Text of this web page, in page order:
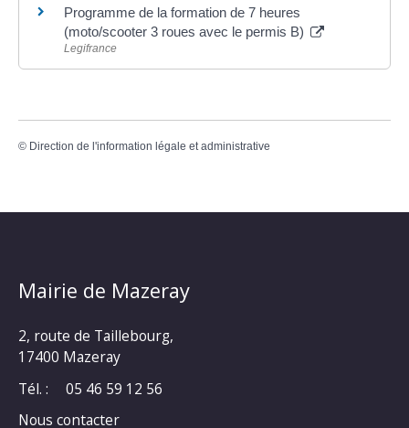
Programme de la formation de 7 heures
(moto/scooter 3 roues avec le permis B)
Legifrance
© Direction de l'information légale et administrative
Mairie de Mazeray
2, route de Taillebourg,
17400 Mazeray
Tél. :
05 46 59 12 56
Nous contacter